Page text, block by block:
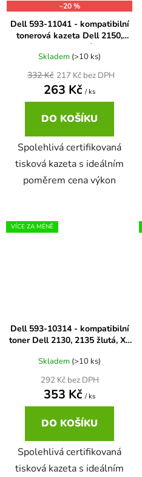
–20 %
Dell 593-11041 - kompatibilní
tonerová kazeta Dell 2150,
2155 modrá
Skladem (>10 ks)
217 Kč bez DPH
263 Kč / ks
332 Kč
DO KOŠÍKU
Spolehlivá certifikovaná
tisková kazeta s ideálním
poměrem cena výkon
VÍCE ZA MÉNĚ
Dell 593-10314 - kompatibilní
toner Dell 2130, 2135 žlutá, XL
Skladem (>10 ks)
292 Kč bez DPH
353 Kč / ks
DO KOŠÍKU
Spolehlivá certifikovaná
tisková kazeta s ideálním